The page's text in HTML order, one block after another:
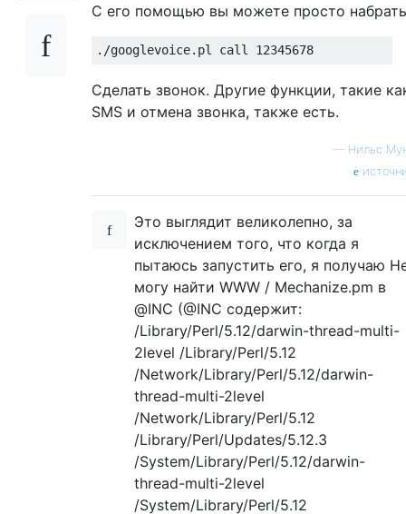
С его помощью вы можете просто набрать
./googlevoice. pl call 12345678
Сделать звонок. Другие функции, такие
SMS и отмена звонка, также есть.
— Нильс
Это выглядит великолепно, за
исключением того, что когда я
пытаюсь запустить его, я получаю
могу найти WWW / Mechanize.pm в
@INC (@INC содержит:
/Library/Perl/5.12/darwin-thread-multi-
2level /Library/Perl/5.12
/Network/Library/Perl/5.12/darwin-
thread-multi-2level
/Network/Library/Perl/5.12
/Library/Perl/Updates/5.12.3
/System/Library/Perl/5.12/darwin-
thread-multi-2level
/System/Library/Perl/5.12